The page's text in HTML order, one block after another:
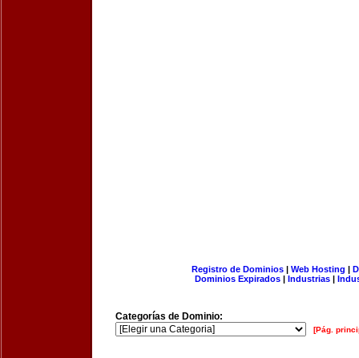
Registro de Dominios| Web Hosting |
Dominios Expirados | Industrias |
Categorías de Dominio:
[Pág.